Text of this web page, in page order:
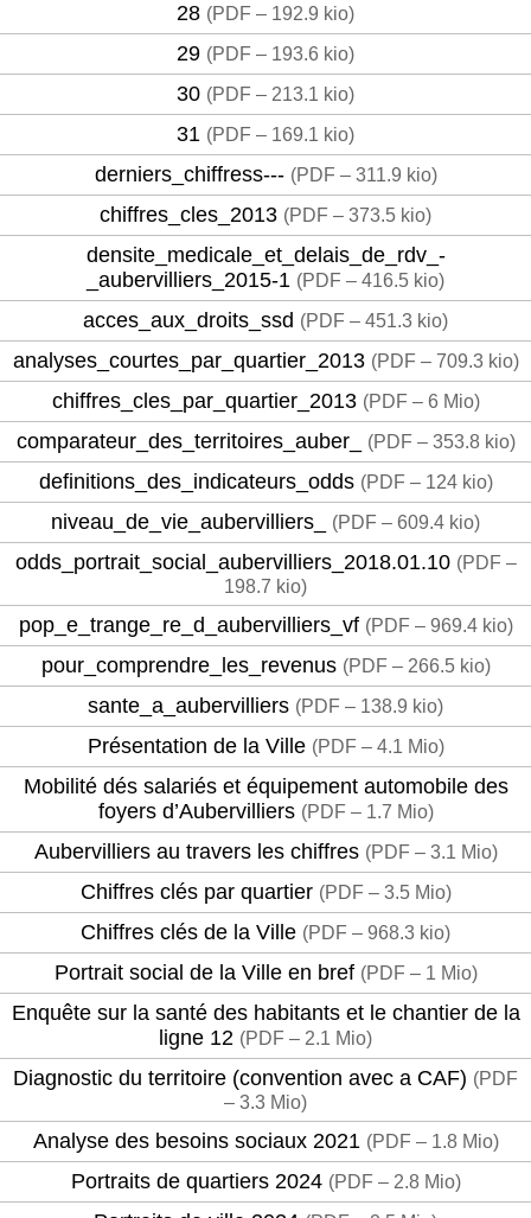
28 (PDF – 192.9 kio)
29 (PDF – 193.6 kio)
30 (PDF – 213.1 kio)
31 (PDF – 169.1 kio)
derniers_chiffress--- (PDF – 311.9 kio)
chiffres_cles_2013 (PDF – 373.5 kio)
densite_medicale_et_delais_de_rdv_-
_aubervilliers_2015-1 (PDF – 416.5 kio)
acces_aux_droits_ssd (PDF – 451.3 kio)
analyses_courtes_par_quartier_2013 (PDF – 709.3 kio)
chiffres_cles_par_quartier_2013 (PDF – 6 Mio)
comparateur_des_territoires_auber_ (PDF – 353.8 kio)
definitions_des_indicateurs_odds (PDF – 124 kio)
niveau_de_vie_aubervilliers_ (PDF – 609.4 kio)
odds_portrait_social_aubervilliers_2018.01.10 (PDF –
198.7 kio)
pop_e_trange_re_d_aubervilliers_vf (PDF – 969.4 kio)
pour_comprendre_les_revenus (PDF – 266.5 kio)
sante_a_aubervilliers (PDF – 138.9 kio)
Présentation de la Ville (PDF – 4.1 Mio)
Mobilité dés salariés et équipement automobile des
foyers d’Aubervilliers (PDF – 1.7 Mio)
Aubervilliers au travers les chiffres (PDF – 3.1 Mio)
Chiffres clés par quartier (PDF – 3.5 Mio)
Chiffres clés de la Ville (PDF – 968.3 kio)
Portrait social de la Ville en bref (PDF – 1 Mio)
Enquête sur la santé des habitants et le chantier de la
ligne 12 (PDF – 2.1 Mio)
Diagnostic du territoire (convention avec a CAF) (PDF
– 3.3 Mio)
Analyse des besoins sociaux 2021 (PDF – 1.8 Mio)
Portraits de quartiers 2024 (PDF – 2.8 Mio)